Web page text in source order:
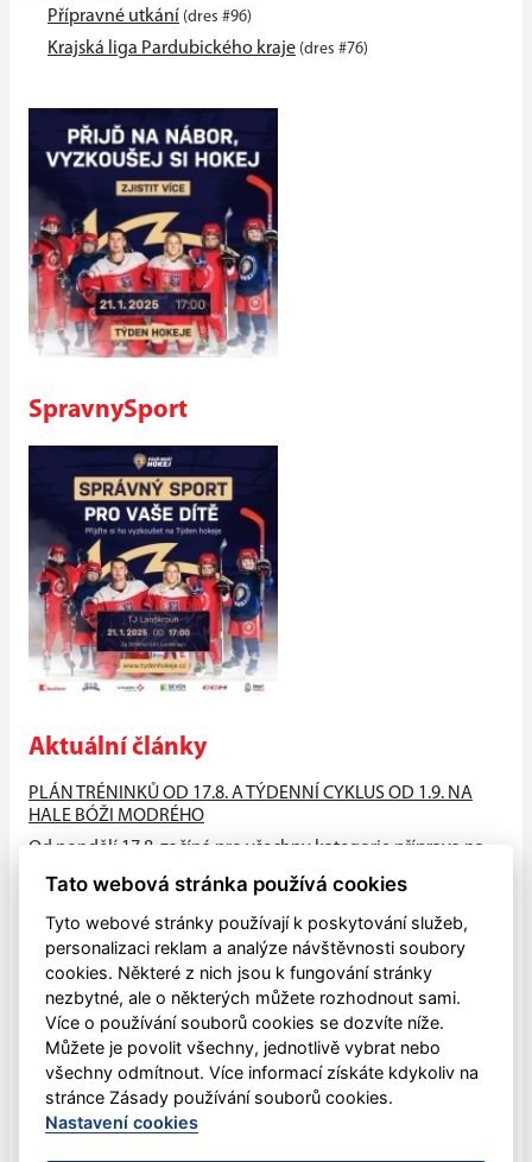
Přípravné utkání (dres #96)
Krajská liga Pardubického kraje (dres #76)
SpravnySport
Aktuální články
PLÁN TRÉNINKŮ OD 17.8. A TÝDENNÍ CYKLUS OD 1.9. NA
HALE BÓŽI MODRÉHO
Od pondělí 17.8. začíná pro všechny kategorie příprava na
hale Bóži...
PŘIJĎTE MEZI NÁS!!
V pondělí 4.května zahájily všechny naše mládežnické
kategorie letní přípravu na sezónu 2026-2027, která bude
ukončena letním...
Dětský sportovní den
V sobotu 30. května mohli opět lanškrounské děti oslavit
svůj svátek pohybem.
Tato webová stránka používá cookies
Tyto webové stránky používají k poskytování služeb,
personalizaci reklam a analýze návštěvnosti soubory
cookies. Některé z nich jsou k fungování stránky
nezbytné, ale o některých můžete rozhodnout sami.
Více o používání souborů cookies se dozvíte níže.
Můžete je povolit všechny, jednotlivě vybrat nebo
všechny odmítnout. Více informací získáte kdykoliv na
stránce Zásady používání souborů cookies.
Nastavení cookies